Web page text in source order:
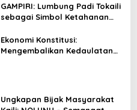
GAMPIRI: Lumbung Padi Tokaili
sebagai Simbol Ketahanan
Ekonomi Konstitusi:
Mengembalikan Kedaulatan
Ungkapan Bijak Masyarakat